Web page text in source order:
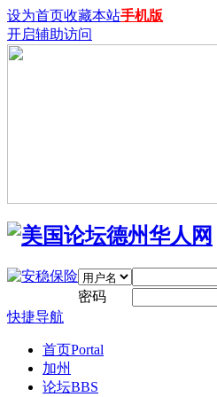
设为首页收藏本站手机版
开启辅助访问
密码
快捷导航
首页Portal
加州
论坛BBS